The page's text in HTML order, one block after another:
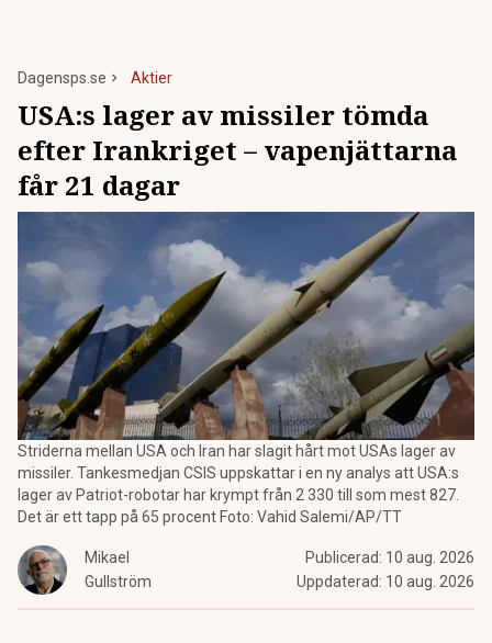
Dagensps.se Aktier
USA:s lager av missiler tömda
efter Irankriget – vapenjättarna
får 21 dagar
Striderna mellan USA och Iran har slagit hårt mot USAs lager av
missiler. Tankesmedjan CSIS uppskattar i en ny analys att USA:s
lager av Patriot-robotar har krympt från 2 330 till som mest 827.
Det är ett tapp på 65 procent Foto: Vahid Salemi/AP/TT
Mikael
Gullström
Publicerad: 10 aug. 2026
Uppdaterad: 10 aug. 2026